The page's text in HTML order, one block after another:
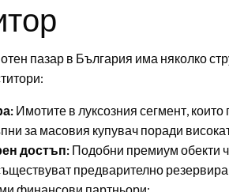
пазар в България има няколко
Имотите в луксозния сегмент,
за масовия купувач поради
достъп: Подобни премиум обекти
предварително